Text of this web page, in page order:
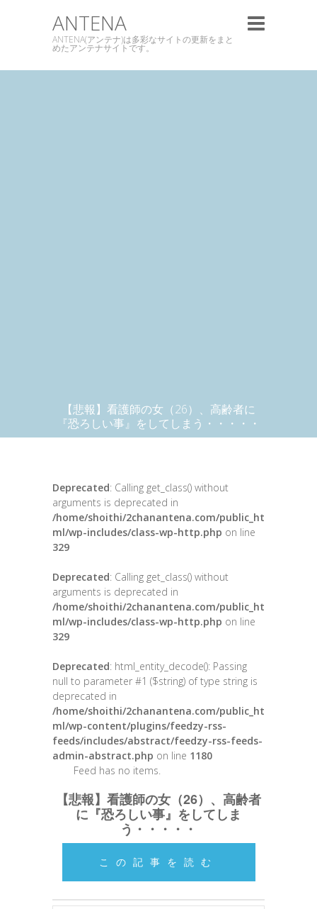
ANTENA
ANTENA(アンテナ)は多彩なサイトの更新をまと
めたアンテナサイトです。
【悲報】看護師の女（26）、高齢者に
『恐ろしい事』をしてしまう・・・・・
Deprecated: Calling get_class() without
arguments is deprecated in
/home/shoithi/2chanantena.com/public_ht
ml/wp-includes/class-wp-http.php on line
329
Deprecated: Calling get_class() without
arguments is deprecated in
/home/shoithi/2chanantena.com/public_ht
ml/wp-includes/class-wp-http.php on line
329
Deprecated: html_entity_decode(): Passing
null to parameter #1 ($string) of type string is
deprecated in
/home/shoithi/2chanantena.com/public_ht
ml/wp-content/plugins/feedzy-rss-
feeds/includes/abstract/feedzy-rss-feeds-
admin-abstract.php on line 1180
Feed has no items.
【悲報】看護師の女（26）、高齢者
に『恐ろしい事』をしてしま
う・・・・・
この記事を読む